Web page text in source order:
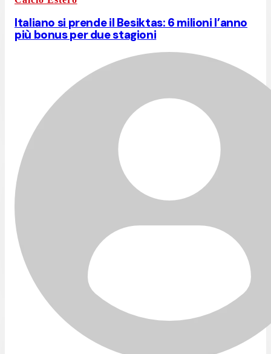
Italiano si prende il Besiktas: 6 milioni l’anno
più bonus per due stagioni